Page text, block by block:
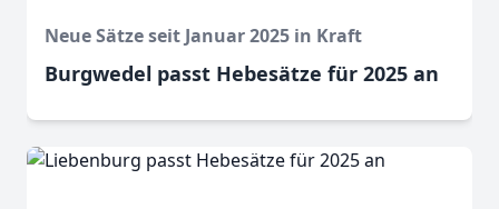
Neue Sätze seit Januar 2025 in Kraft
Burgwedel passt Hebesätze für 2025 an